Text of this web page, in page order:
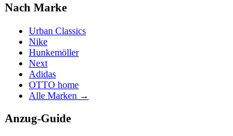
Nach Marke
Urban Classics
Nike
Hunkemöller
Next
Adidas
OTTO home
Alle Marken →
Anzug-Guide